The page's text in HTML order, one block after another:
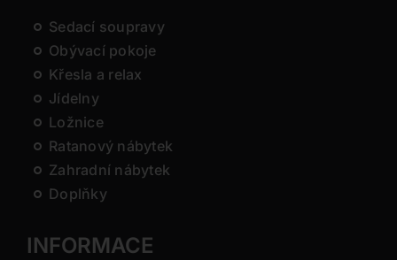
Sedací soupravy
Obývací pokoje
Křesla a relax
Jídelny
Ložnice
Ratanový nábytek
Zahradní nábytek
Doplňky
INFORMACE